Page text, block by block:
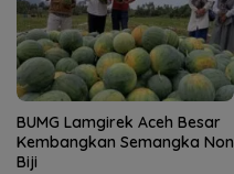
BUMG Lamgirek Aceh Besar
Kembangkan Semangka Non
Biji